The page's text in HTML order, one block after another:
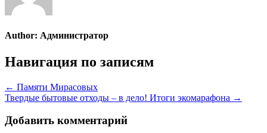
Author: Администратор
Навигация по записям
← Памяти Мирасовых
Твердые бытовые отходы – в дело! Итоги экомарафона →
Добавить комментарий